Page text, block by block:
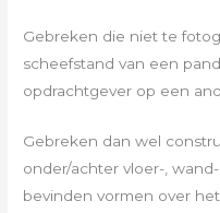
Gebreken die niet te
scheefstand van een
opdrachtgever op een
Gebreken dan wel
onder/achter vloer-,
bevinden vormen over